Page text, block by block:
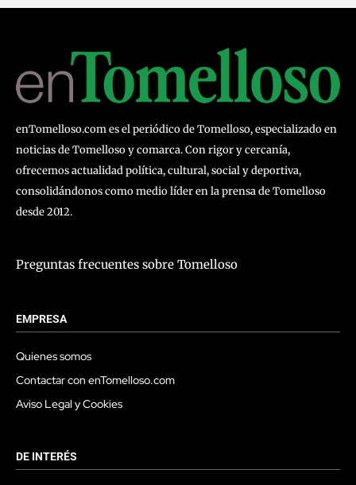
enTomelloso.com es el periódico de Tomelloso, especializado en
noticias de Tomelloso y comarca. Con rigor y cercanía,
ofrecemos actualidad política, cultural, social y deportiva,
consolidándonos como medio líder en la prensa de Tomelloso
desde 2012.
Preguntas frecuentes sobre Tomelloso
EMPRESA
Quienes somos
Contactar con enTomelloso.com
Aviso Legal y Cookies
DE INTERÉS